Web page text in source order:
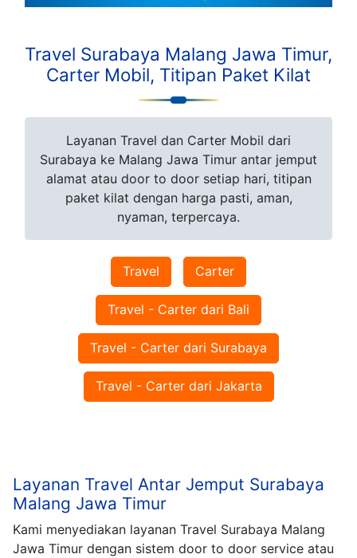
Travel Surabaya Malang Jawa Timur,
Carter Mobil, Titipan Paket Kilat
Layanan Travel dan Carter Mobil dari
Surabaya ke Malang Jawa Timur antar jemput
alamat atau door to door setiap hari, titipan
paket kilat dengan harga pasti, aman,
nyaman, terpercaya.
Travel Carter
Travel - Carter dari Bali
Travel - Carter dari Surabaya
Travel - Carter dari Jakarta
Layanan Travel Antar Jemput Surabaya
Malang Jawa Timur
Kami menyediakan layanan Travel Surabaya Malang
Jawa Timur dengan sistem door to door service atau